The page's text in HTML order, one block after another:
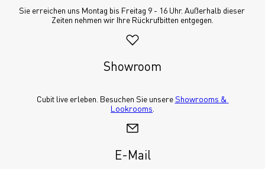
Sie erreichen uns Montag bis Freitag 9 - 16 Uhr. Außerhalb dieser
Zeiten nehmen wir Ihre Rückrufbitten entgegen.
Showroom
Cubit live erleben. Besuchen Sie unsere Showrooms &
Lookrooms
E-Mail